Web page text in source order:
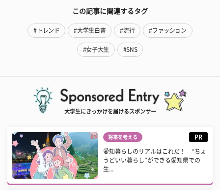
この記事に関連するタグ
#トレンド #大学生白書 #流行 #ファッション
#女子大生 #SNS
大学生にきっかけを届けるスポンサー
将来を考える PR
愛知暮らしのリアルはこれだ！ “ちょ
うどいい暮らし”ができる愛知県での
生...